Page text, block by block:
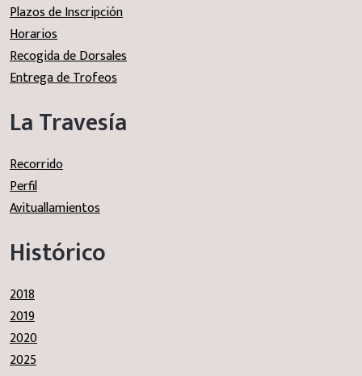
Plazos de Inscripción
Horarios
Recogida de Dorsales
Entrega de Trofeos
La Travesía
Recorrido
Perfil
Avituallamientos
Histórico
2018
2019
2020
2025